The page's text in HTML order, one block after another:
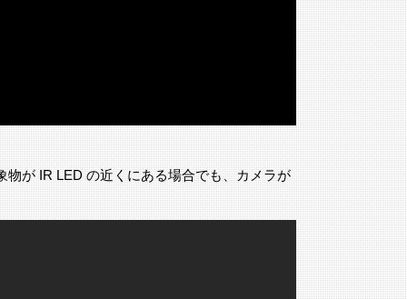
が IR LED の近くにある場合でも、カメラが